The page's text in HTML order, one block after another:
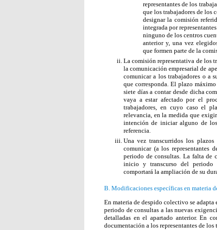
representantes de los
que los trabajadores de los
designar la comisión
integrada por
ninguno de los centros
anterior y, una vez
que formen parte de la
La comisión representativa de los
la comunicación empresarial de
comunicar a los trabajadores o a
que corresponda. El plazo
siete días a contar desde dicha
vaya a estar afectado por el
trabajadores, en cuyo caso el
relevancia, en la medida que
intención de iniciar alguno de
referencia.
Una vez transcurridos los
comunicar (a los
periodo de consultas. La falta de
inicio y transcurso del periodo
comportará la ampliación de su
B. Modificaciones específicas en materia
En materia de despido colectivo se
periodo de consultas a las nuevas
detalladas en el apartado anterior. En
documentación a los representantes de